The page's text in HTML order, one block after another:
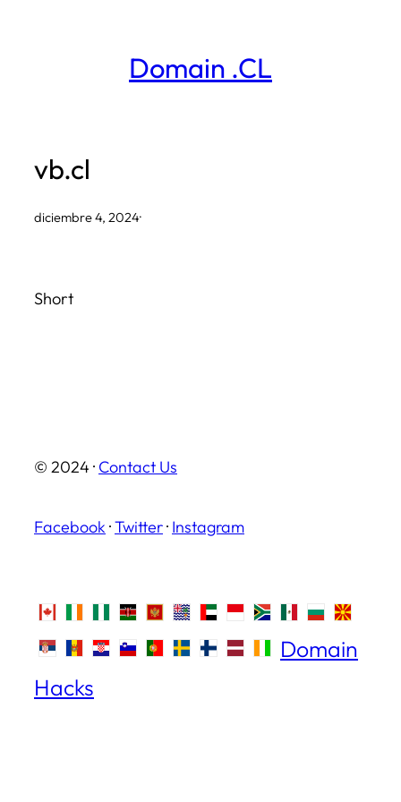
Domain .CL
vb.cl
diciembre 4, 2024·
Short
© 2024 · Contact Us
Facebook ·Twitter· Instagram
Domain
Hacks